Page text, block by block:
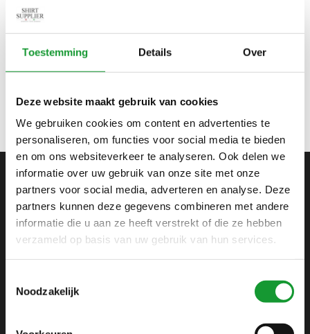
Toestemming Details Over
Deze website maakt gebruik van cookies
We gebruiken cookies om content en advertenties te
personaliseren, om functies voor social media te bieden
en om ons websiteverkeer te analyseren. Ook delen we
informatie over uw gebruik van onze site met onze
partners voor social media, adverteren en analyse. Deze
partners kunnen deze gegevens combineren met andere
informatie die u aan ze heeft verstrekt of die ze hebben
verzameld op basis van uw gebruik van hun services.
Noodzakelijk
Bekijk alle
HEREN BEIGE VEST MET
KNOPEN
ABONNEER JE OP ONZE NIEUWSBRIEF
en blijf op de hoogte van onze acties en laatste
collecties